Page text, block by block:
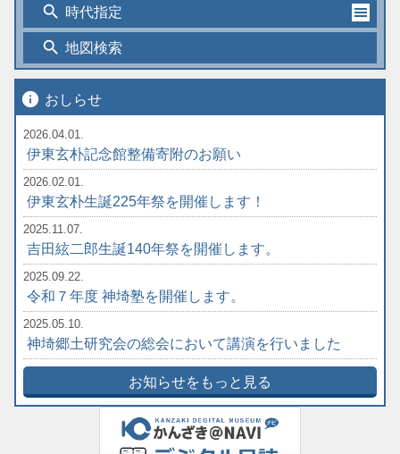
search 時代指定
search 地図検索
info おしらせ
2026.04.01.
伊東玄朴記念館整備寄附のお願い
2026.02.01.
伊東玄朴生誕225年祭を開催します！
2025.11.07.
吉田絃二郎生誕140年祭を開催します。
2025.09.22.
令和７年度 神埼塾を開催します。
2025.05.10.
神埼郷土研究会の総会において講演を行いました
お知らせをもっと見る